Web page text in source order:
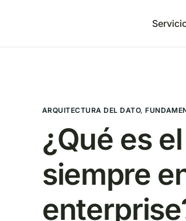
ARQUITECTURA DEL DATO,
¿Qué es
siempre